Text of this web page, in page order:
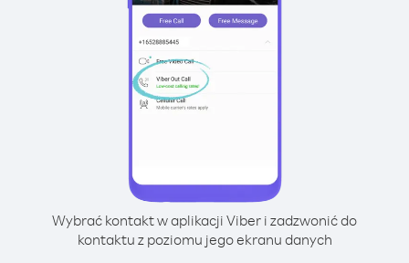
Wybrać kontakt w aplikacji Viber i zadzwonić do
kontaktu z poziomu jego ekranu danych